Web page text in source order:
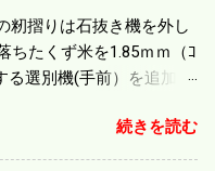
能力などのバランスの問
している。 というより買
が少なく手が出せ 無か
付きだから一度は乗って
は5条刈りの100㎰で作
籾摺りは石抜き機を外し
ちたくず米を1.85ｍｍ（ｺ
る選別機(手前）を追加す
になる。 後で選別するの
一度に選別するやり方
続きを読む